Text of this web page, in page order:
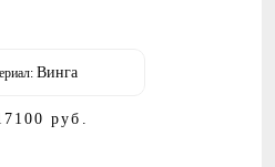
Винга
руб.